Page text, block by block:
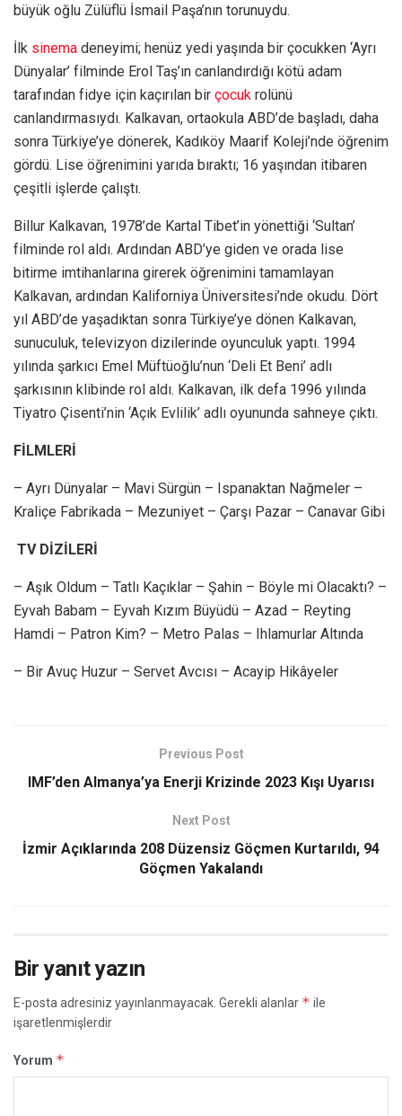
büyük oğlu Zülüflü İsmail Paşa’nın torunuydu.
İlk sinema deneyimi; henüz yedi yaşında bir çocukken ‘Ayrı
Dünyalar’ filminde Erol Taş’ın canlandırdığı kötü adam
tarafından fidye için kaçırılan bir çocuk rolünü
canlandırmasıydı. Kalkavan, ortaokula ABD’de başladı, daha
sonra Türkiye’ye dönerek, Kadıköy Maarif Koleji’nde öğrenim
gördü. Lise öğrenimini yarıda bıraktı; 16 yaşından itibaren
çeşitli işlerde çalıştı.
Billur Kalkavan, 1978’de Kartal Tibet’in yönettiği ‘Sultan’
filminde rol aldı. Ardından ABD’ye giden ve orada lise
bitirme imtihanlarına girerek öğrenimini tamamlayan
Kalkavan, ardından Kaliforniya Üniversitesi’nde okudu. Dört
yıl ABD’de yaşadıktan sonra Türkiye’ye dönen Kalkavan,
sunuculuk, televizyon dizilerinde oyunculuk yaptı. 1994
yılında şarkıcı Emel Müftüoğlu’nun ‘Deli Et Beni’ adlı
şarkısının klibinde rol aldı. Kalkavan, ilk defa 1996 yılında
Tiyatro Çisenti’nin ‘Açık Evlilik’ adlı oyununda sahneye çıktı.
FİLMLERİ
– Ayrı Dünyalar – Mavi Sürgün – Ispanaktan Nağmeler –
Kraliçe Fabrikada – Mezuniyet – Çarşı Pazar – Canavar Gibi
TV DİZİLERİ
– Aşık Oldum – Tatlı Kaçıklar – Şahin – Böyle mi Olacaktı? –
Eyvah Babam – Eyvah Kızım Büyüdü – Azad – Reyting
Hamdi – Patron Kim? – Metro Palas – Ihlamurlar Altında
– Bir Avuç Huzur – Servet Avcısı – Acayip Hikâyeler
Previous Post
IMF’den Almanya’ya Enerji Krizinde 2023 Kışı Uyarısı
Next Post
İzmir Açıklarında 208 Düzensiz Göçmen Kurtarıldı, 94
Göçmen Yakalandı
Bir yanıt yazın
E-posta adresiniz yayınlanmayacak. Gerekli alanlar * ile
işaretlenmişlerdir
Yorum *